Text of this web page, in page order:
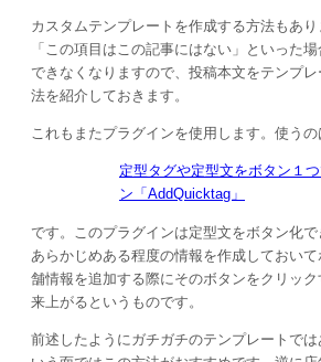
カスタムテンプレートを作成する方法もあ
「この項目はこの記事にはない」といった
できなくなりますので、投稿本文をテンプ
法を紹介しておきます。
これもまたプラグインを使用します。使うの
定型タグや定型文をボタン１
ン「AddQuicktag」
です。このプラグインは定型文をボタン化で
あらかじめある程度の情報を作成しておい
舗情報を追加する際にそのボタンをクリッ
来上がるというものです。
前述したようにガチガチのテンプレートで